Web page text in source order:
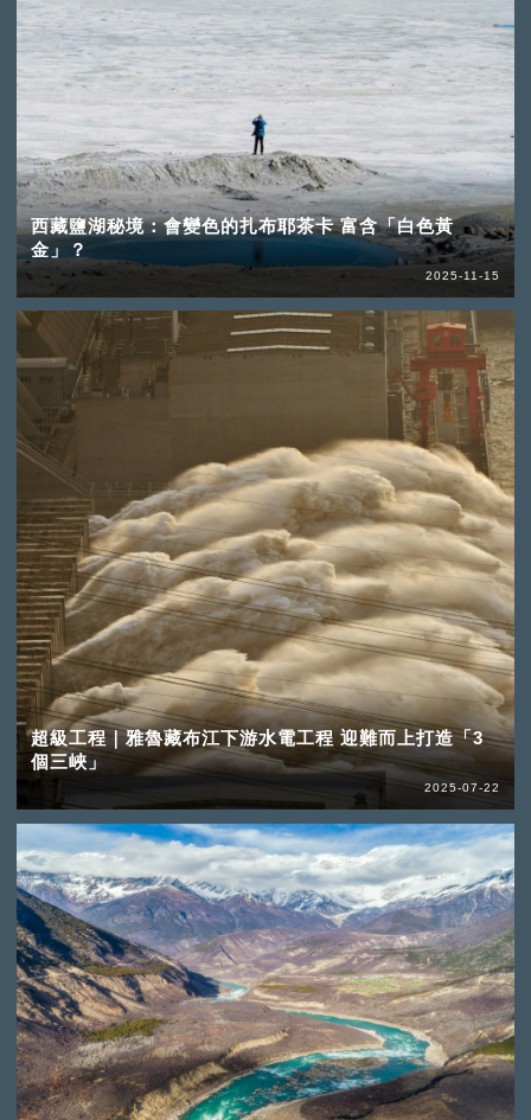
西藏鹽湖秘境：會變色的扎布耶茶卡 富含「白色黃
金」？
2025-11-15
超級工程｜雅魯藏布江下游水電工程 迎難而上打造「3
個三峽」
2025-07-22